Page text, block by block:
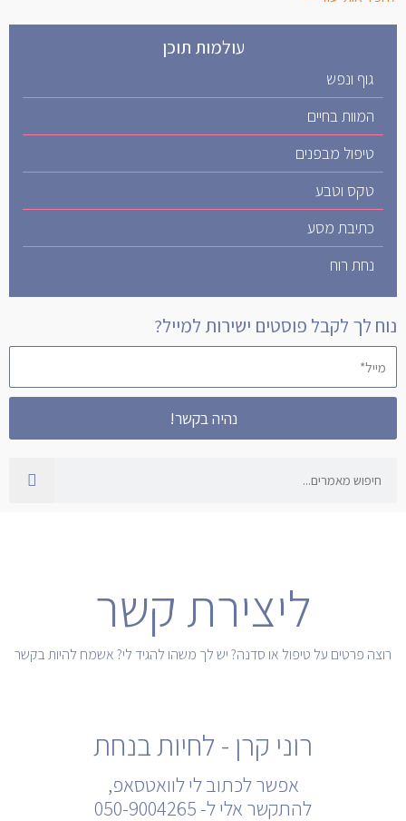
עולמות תוכן
גוף ונפש
המוות בחיים
טיפול מבפנים
טקס וטבע
כתיבת מסע
נחת רוח
נוח לך לקבל פוסטים ישירות למייל?
מייל*
נהיה בקשר!
ליצירת קשר
רוצה פרטים על טיפול או סדנה? יש לך משהו להגיד לי? אשמח להיות בקשר
רוני קרן - לחיות בנחת
אפשר לכתוב לי לוואטסאפ,
להתקשר אלי ל- 050-9004265